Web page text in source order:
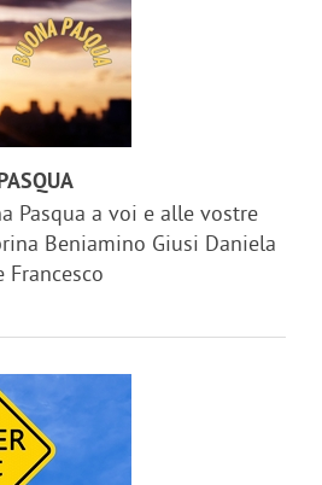
Pasqua a voi e alle vostre
Beniamino Giusi Daniela
Francesco